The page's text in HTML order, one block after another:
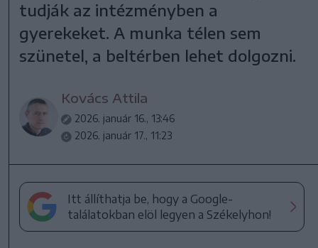
tudják az intézményben a
gyerekeket. A munka télen sem
szünetel, a beltérben lehet dolgozni.
Kovács Attila
2026. január 16., 13:46
2026. január 17., 11:23
Itt állíthatja be, hogy a Google-
találatokban elöl legyen a Székelyhon!